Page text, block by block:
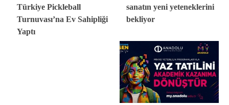
Türkiye Pickleball
Turnuvası’na Ev Sahipliği
Yaptı
sanatın yeni yeteneklerini
bekliyor